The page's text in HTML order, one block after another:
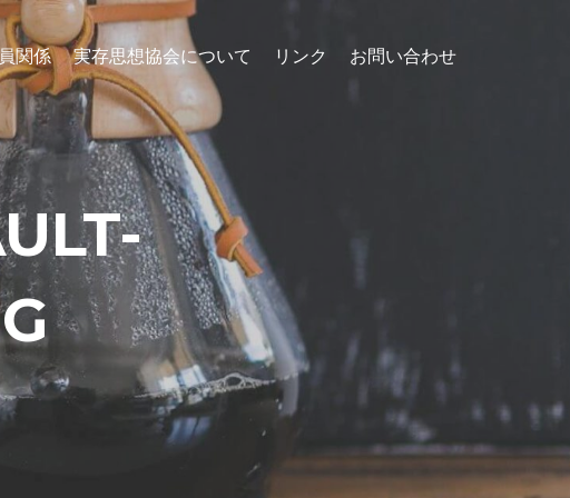
関係 実存思想協会について リンク お問い合わせ